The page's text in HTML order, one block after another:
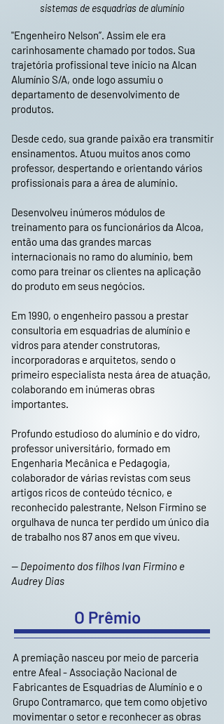
sistemas de esquadrias de alumínio
"Engenheiro Nelson”. Assim ele era
carinhosamente chamado por todos. Sua
trajetória profissional teve início na Alcan
Alumínio S/A, onde logo assumiu o
departamento de desenvolvimento de
produtos.
Desde cedo, sua grande paixão era transmitir
ensinamentos. Atuou muitos anos como
professor, despertando e orientando vários
profissionais para a área de alumínio.
Desenvolveu inúmeros módulos de
treinamento para os funcionários da Alcoa,
então uma das grandes marcas
internacionais no ramo do alumínio, bem
como para treinar os clientes na aplicação
do produto em seus negócios.
Em 1990, o engenheiro passou a prestar
consultoria em esquadrias de alumínio e
vidros para atender construtoras,
incorporadoras e arquitetos, sendo o
primeiro especialista nesta área de atuação,
colaborando em inúmeras obras
importantes.
Profundo estudioso do alumínio e do vidro,
professor universitário, formado em
Engenharia Mecânica e Pedagogia,
colaborador de várias revistas com seus
artigos ricos de conteúdo técnico, e
reconhecido palestrante, Nelson Firmino se
orgulhava de nunca ter perdido um único dia
de trabalho nos 87 anos em que viveu.
— Depoimento dos filhos Ivan Firmino e
Audrey Dias
O Prêmio
A premiação nasceu por meio de parceria
entre Afeal - Associação Nacional de
Fabricantes de Esquadrias de Alumínio e o
Grupo Contramarco, que tem como objetivo
movimentar o setor e reconhecer as obras